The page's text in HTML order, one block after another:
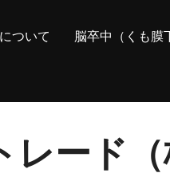
ついて 脳卒中（くも膜
ード